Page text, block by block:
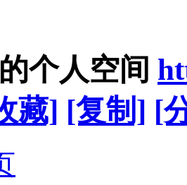
个人空间
藏] [复制] [